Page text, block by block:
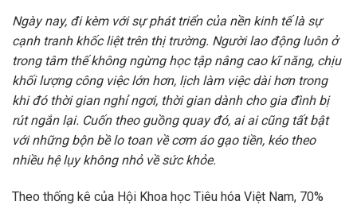
Ngày nay, đi kèm với sự phát triển của nền kinh tế là sự
cạnh tranh khốc liệt trên thị trường. Người lao động luôn ở
trong tâm thế không ngừng học tập nâng cao kĩ năng, chịu
khối lượng công việc lớn hơn, lịch làm việc dài hơn trong
khi đó thời gian nghỉ ngơi, thời gian dành cho gia đình bị
rút ngắn lại. Cuốn theo guồng quay đó, ai ai cũng tất bật
với những bộn bề lo toan về cơm áo gạo tiền, kéo theo
nhiều hệ lụy không nhỏ về sức khỏe.
Theo thống kê của Hội Khoa học Tiêu hóa Việt Nam, 70%